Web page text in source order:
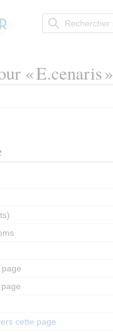
« E.cenaris »
cette page